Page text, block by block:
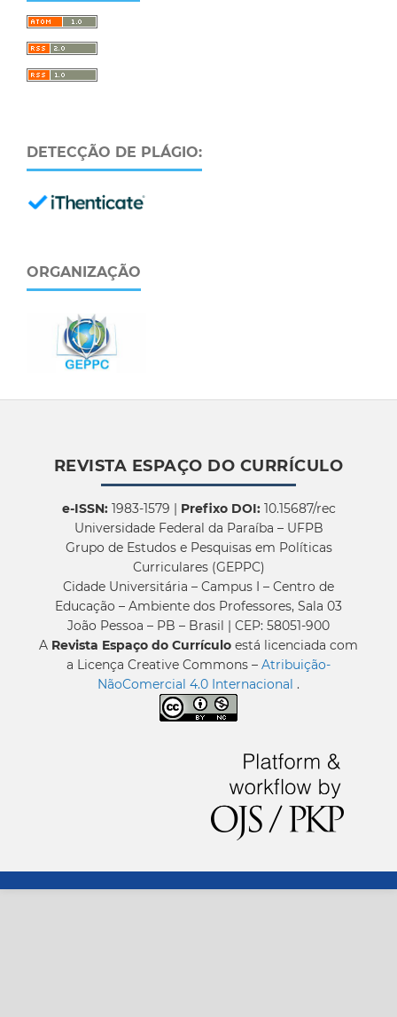
DETECÇÃO DE PLÁGIO:
ORGANIZAÇÃO
REVISTA ESPAÇO DO CURRÍCULO
e-ISSN:1983-1579 | Prefixo DOI:10.15687/rec
Universidade Federal da Paraíba – UFPB
Grupo de Estudos e Pesquisas em Políticas
Curriculares (GEPPC)
Cidade Universitária – Campus I – Centro de
Educação – Ambiente dos Professores, Sala 03
João Pessoa – PB – Brasil | CEP: 58051-900
A Revista Espaço do Currículo está licenciada com
a Licença Creative Commons – Atribuição-
NãoComercial 4.0 Internacional .